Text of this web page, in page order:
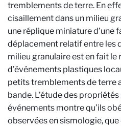
tremblements de terre. En
cisaillement dans un milieu
une réplique miniature d’une
déplacement relatif entre les
milieu granulaire est en fait le
d’événements plastiques
petits tremblements de terre
bande. L’étude des
événements montre qu’ils
observées en sismologie, que